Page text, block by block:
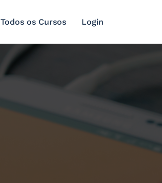
Todos os Cursos Login